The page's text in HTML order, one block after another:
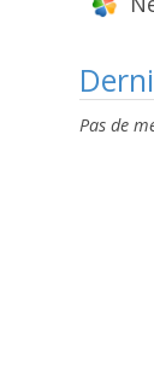
Pas de